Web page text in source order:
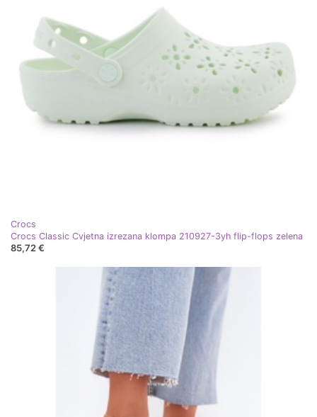
Crocs
Crocs Classic Cvjetna izrezana klompa 210927-3yh flip-flops zelena
85,72 €